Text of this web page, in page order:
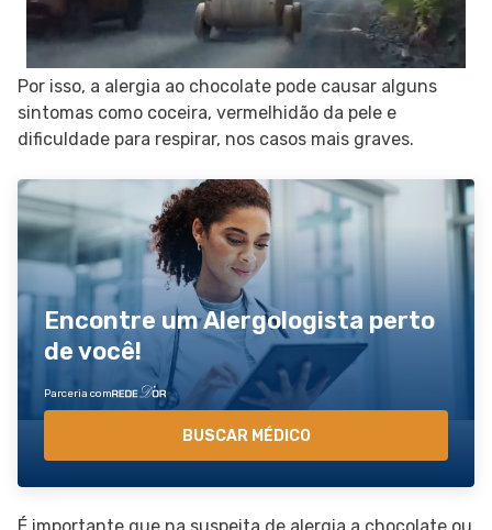
Por isso, a alergia ao chocolate pode causar alguns
sintomas como coceira, vermelhidão da pele e
dificuldade para respirar, nos casos mais graves.
Encontre um Alergologista perto
de você!
Parceria com
BUSCAR MÉDICO